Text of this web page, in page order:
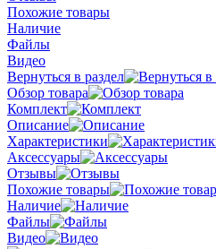
Похожие товары
Наличие
Файлы
Видео
Вернуться в раздел
Обзор товара
Комплект
Описание
Характеристики
Аксессуары
Отзывы
Похожие товары
Наличие
Файлы
Видео